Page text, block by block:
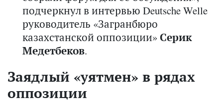
подчеркнул в интервью Deutsche Welle
руководитель «Загранбюро
казахстанской оппозиции» Серик
Медетбеков.
Заядлый «уятмен» в рядах
оппозиции